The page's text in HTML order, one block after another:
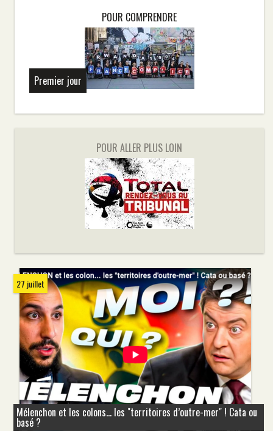
POUR COMPRENDRE
Premier jour
POUR ALLER PLUS LOIN
27 juillet
Mélenchon et les colons... les "territoires d’outre-mer" ! Cata ou
basé ?